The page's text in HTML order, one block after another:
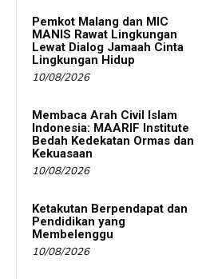
Pemkot Malang dan MIC
MANIS Rawat Lingkungan
Lewat Dialog Jamaah Cinta
Lingkungan Hidup
10/08/2026
Membaca Arah Civil Islam
Indonesia: MAARIF Institute
Bedah Kedekatan Ormas dan
Kekuasaan
10/08/2026
Ketakutan Berpendapat dan
Pendidikan yang
Membelenggu
10/08/2026